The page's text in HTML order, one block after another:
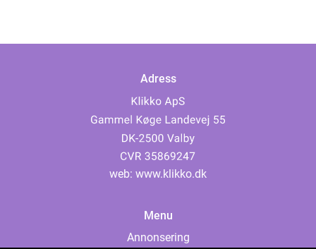
Adress
web: www.klikko.dk
Menu
Annonsering